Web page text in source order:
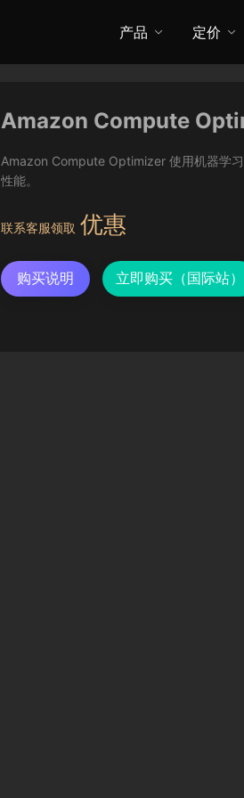
产品 定价
Amazon Compute
Amazon Compute Optimizer 使用机器学
性能。
联系客服领取 优惠
购买说明 立即购买（国际站）